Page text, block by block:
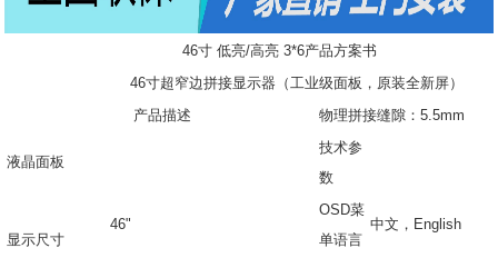
46寸 低亮/高亮 3*6产品方案书
46寸超窄边拼接显示器（工业级面板，原装全新屏）
产品描述
物理拼接缝隙：5.5mm
液晶面板
技术参
数
显示尺寸
46"
OSD菜
单语言
中文， English